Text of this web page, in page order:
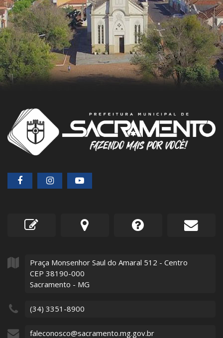
Praça Monsenhor Saul do Amaral 512 - Centro
CEP 38190-000
Sacramento - MG
(34) 3351-8900
faleconosco@sacramento.mg.gov.br